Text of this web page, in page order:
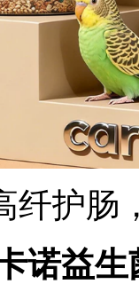
护肠
诺益生